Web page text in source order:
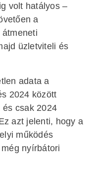
volt hatályos –
a
üzletviteli és
adata a
2024 között
és csak 2024
azt jelenti, hogy a
működés
nyírbátori